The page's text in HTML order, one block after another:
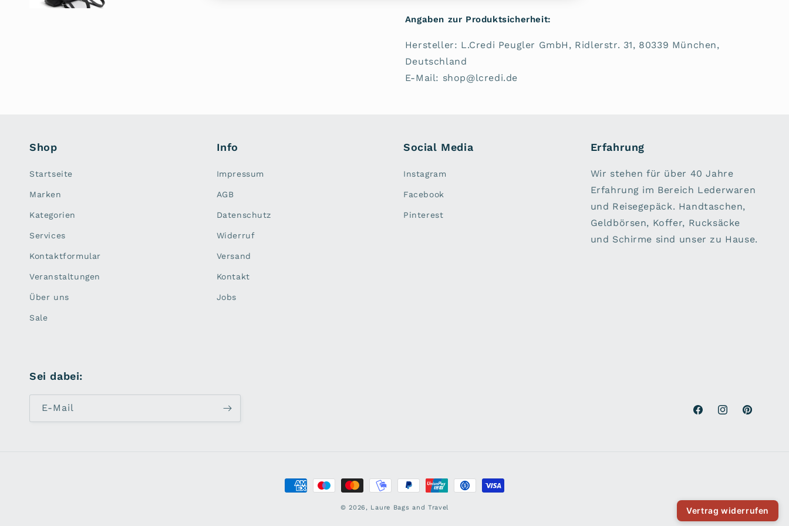
Angaben zur Produktsicherheit:
Hersteller: L.Credi Peugler GmbH, Ridlerstr. 31, 80339 München,
Deutschland
E-Mail: shop@lcredi.de
Shop
Startseite
Marken
Kategorien
Services
Kontaktformular
Veranstaltungen
Über uns
Sale
Info
Impressum
AGB
Datenschutz
Widerruf
Versand
Kontakt
Jobs
Social Media
Instagram
Facebook
Pinterest
Erfahrung
Wir stehen für über 40 Jahre
Erfahrung im Bereich Lederwaren
und Reisegepäck. Handtaschen,
Geldbörsen, Koffer, Rucksäcke
und Schirme sind unser zu Hause.
Sei dabei:
E-Mail
FacebookInstagramPinterest
Zahlungsmethoden
© 2026, Laure Bags and Travel Vertrag widerrufen